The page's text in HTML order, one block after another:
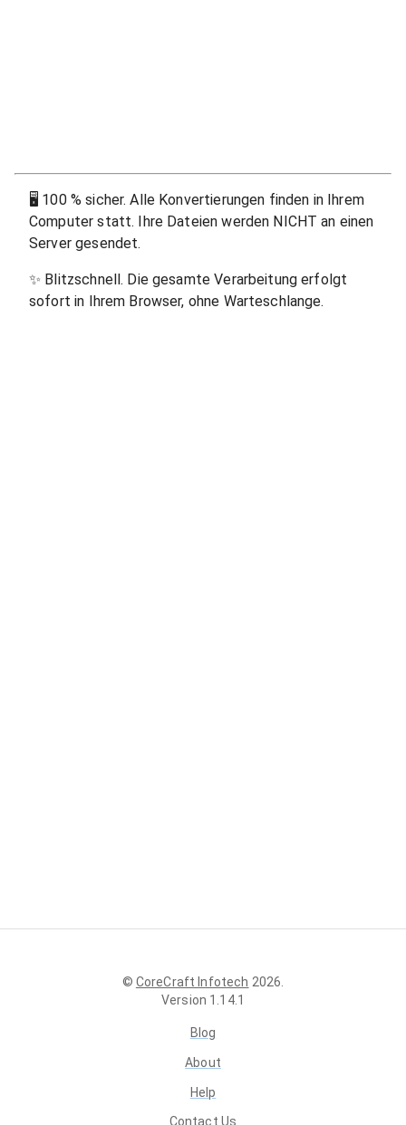
🖥 100 % sicher. Alle Konvertierungen finden in Ihrem
Computer statt. Ihre Dateien werden NICHT an einen
Server gesendet.
✨ Blitzschnell. Die gesamte Verarbeitung erfolgt
sofort in Ihrem Browser, ohne Warteschlange.
© CoreCraft Infotech 2026
Version 1.14.1
Blog
About
Help
Contact Us